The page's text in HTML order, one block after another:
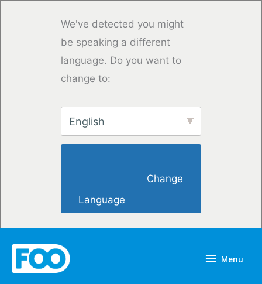
We've detected you might
be speaking a different
language. Do you want to
change to:
English
Language
Menu